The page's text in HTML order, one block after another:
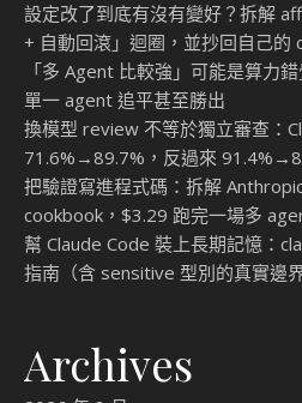
設定改了到底有沒有變好？拆解
+ 自動回滾」迴圈，並抄回自己的
「多 Agent 比較強」可能是算力
單一 agent 追平甚至勝出
換模型 review 不等於獨立審查：
71.6%→89.7%，反過來
把驗證寫進程式碼：拆解
cookbook，$3.29 跑完一場多
幫 Claude Code 裝上長期記憶：
指南（含 sensitive 型別的真實邊界
Archives